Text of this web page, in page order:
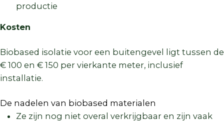
productie
Kosten
Biobased isolatie voor een buitengevel ligt tussen de
€ 100 en € 150 per vierkante meter, inclusief
installatie.
De nadelen van biobased materialen
Ze zijn nog niet overal verkrijgbaar en zijn vaak